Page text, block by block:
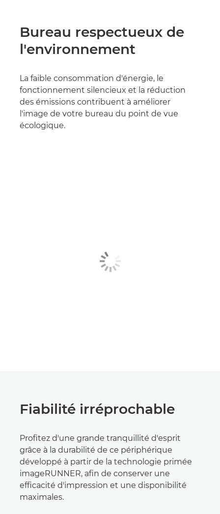
Bureau respectueux de
l'environnement
La faible consommation d'énergie, le
fonctionnement silencieux et la réduction
des émissions contribuent à améliorer
l'image de votre bureau du point de vue
écologique.
Fiabilité irréprochable
Profitez d'une grande tranquillité d'esprit
grâce à la durabilité de ce périphérique
développé à partir de la technologie primée
imageRUNNER, afin de conserver une
efficacité d'impression et une disponibilité
maximales.